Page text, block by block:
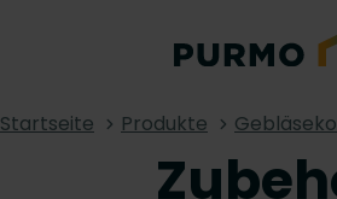
Startseite Produkte